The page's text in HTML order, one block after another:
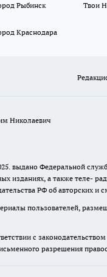
Рыбинск Твои
Краснодара
Николаевич
выдано Федеральной
изданиях, а также теле-
РФ об авторских и
пользователей,
с
разрешения